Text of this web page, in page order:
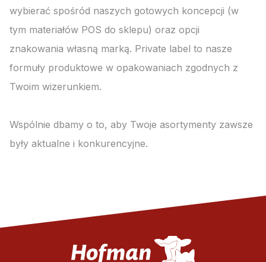
wybierać spośród naszych gotowych koncepcji (w
tym materiałów POS do sklepu) oraz opcji
znakowania własną marką. Private label to nasze
formuły produktowe w opakowaniach zgodnych z
Twoim wizerunkiem.
Wspólnie dbamy o to, aby Twoje asortymenty zawsze
były aktualne i konkurencyjne.